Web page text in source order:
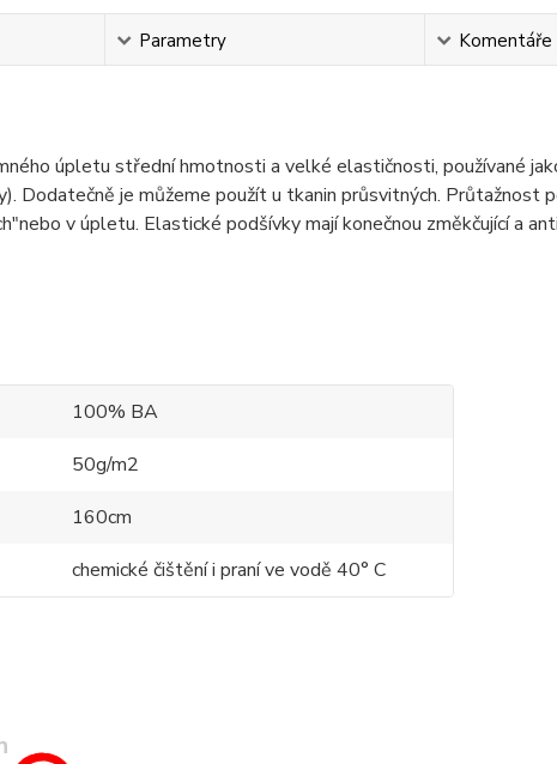
Parametry Komentáře
úpletu střední hmotnosti a velké elastičnosti, používané
Dodatečně je můžeme použít u tkanin průsvitných. Průtažnost
v úpletu. Elastické podšívky mají konečnou změkčující a
100% BA
50g/m2
160cm
chemické čištění i praní ve vodě 40° C